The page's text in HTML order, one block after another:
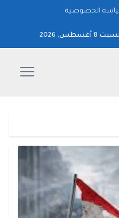
الخصوصية
8 أغسطس, 2026